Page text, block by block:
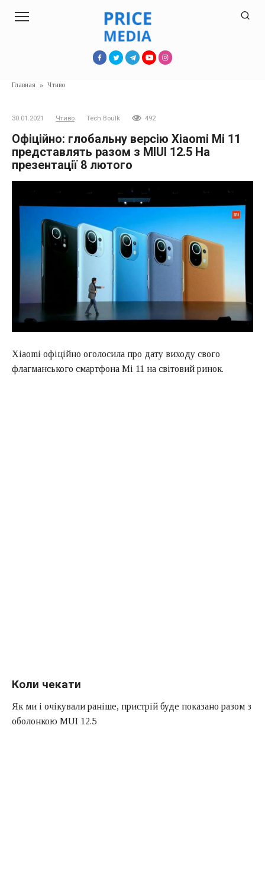
Главная » Чтиво
30.01.2021 Чтиво Tech Boulk 492
Офіційно: глобальну версію Xiaomi Mi 11
представлять разом з MIUI 12.5 На
презентації 8 лютого
Xiaomi офіційно оголосила про дату виходу свого
флагманського смартфона Mi 11 на світовий ринок.
Коли чекати
Як ми і очікували раніше, пристрій буде показано разом з
оболонкою MUI 12.5